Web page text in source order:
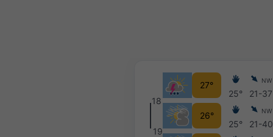
18
19
27°
26°
25°
25°
NW
21-37
NW
21-40